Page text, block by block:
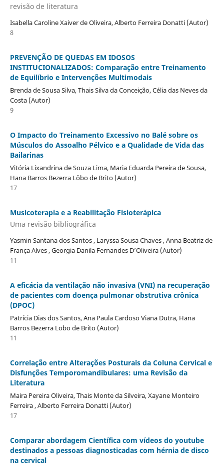
revisão de literatura
Isabella Caroline Xaiver de Oliveira, Alberto Ferreira Donatti (Autor)
8
PREVENÇÃO DE QUEDAS EM IDOSOS
INSTITUCIONALIZADOS: Comparação entre Treinamento
de Equilíbrio e Intervenções Multimodais
Brenda de Sousa Silva, Thais Silva da Conceição, Célia das Neves da
Costa (Autor)
9
O Impacto do Treinamento Excessivo no Balé sobre os
Músculos do Assoalho Pélvico e a Qualidade de Vida das
Bailarinas
Vitória Lixandrina de Souza Lima, Maria Eduarda Pereira de Sousa,
Hana Barros Bezerra Lôbo de Brito (Autor)
17
Musicoterapia e a Reabilitação Fisioterápica
Uma revisão bibliográfica
Yasmin Santana dos Santos , Laryssa Sousa Chaves , Anna Beatriz de
França Alves , Georgia Danila Fernandes D’Oliveira (Autor)
11
A eficácia da ventilação não invasiva (VNI) na recuperação
de pacientes com doença pulmonar obstrutiva crônica
(DPOC)
Patrícia Dias dos Santos, Ana Paula Cardoso Viana Dutra, Hana
Barros Bezerra Lobo de Brito (Autor)
11
Correlação entre Alterações Posturais da Coluna Cervical e
Disfunções Temporomandibulares: uma Revisão da
Literatura
Maira Pereira Oliveira, Thais Monte da Silveira, Xayane Monteiro
Ferreira , Alberto Ferreira Donatti (Autor)
17
Comparar abordagem Científica com vídeos do youtube
destinados a pessoas diagnosticadas com hérnia de disco
na cervical